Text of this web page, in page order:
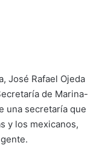
José Rafael Ojeda
de Marina-
una secretaría que
y los mexicanos,